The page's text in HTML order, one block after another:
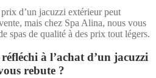
d’un jacuzzi extérieur peut
mais chez Spa Alina, nous vous
spas de qualité à des prix tout légers.
à l’achat d’un jacuzzi
rebute ?